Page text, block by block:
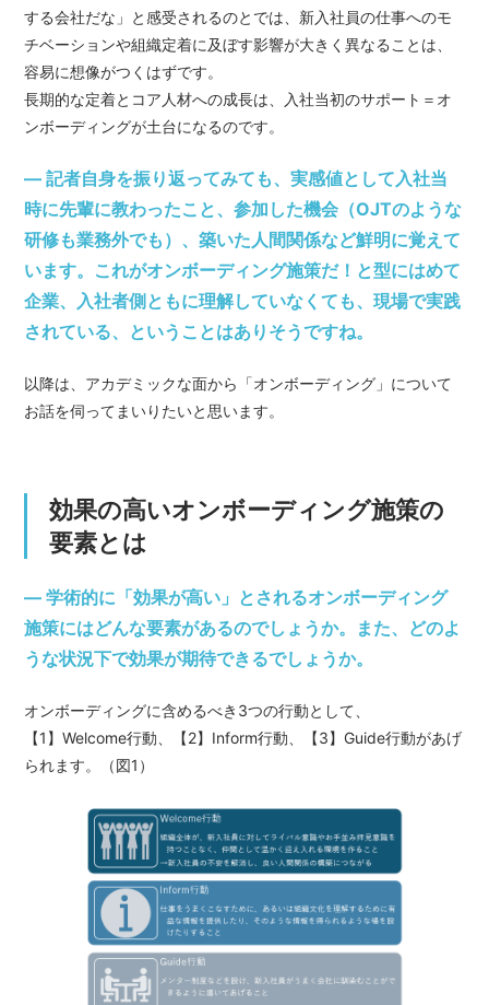
する会社だな」と感受されるのとでは、新入社員の仕事へのモ
チベーションや組織定着に及ぼす影響が大きく異なることは、
容易に想像がつくはずです。
長期的な定着とコア人材への成長は、入社当初のサポート＝オ
ンボーディングが土台になるのです。
— 記者自身を振り返ってみても、実感値として入社当
時に先輩に教わったこと、参加した機会（OJTのような
研修も業務外でも）、築いた人間関係など鮮明に覚えて
います。これがオンボーディング施策だ！と型にはめて
企業、入社者側ともに理解していなくても、現場で実践
されている、ということはありそうですね。
以降は、アカデミックな面から「オンボーディング」について
お話を伺ってまいりたいと思います。
効果の高いオンボーディング施策の
要素とは
— 学術的に「効果が高い」とされるオンボーディング
施策にはどんな要素があるのでしょうか。また、どのよ
うな状況下で効果が期待できるでしょうか。
オンボーディングに含めるべき3つの行動として、
【1】Welcome行動、【2】Inform行動、【3】Guide行動があげ
られます。（図1）